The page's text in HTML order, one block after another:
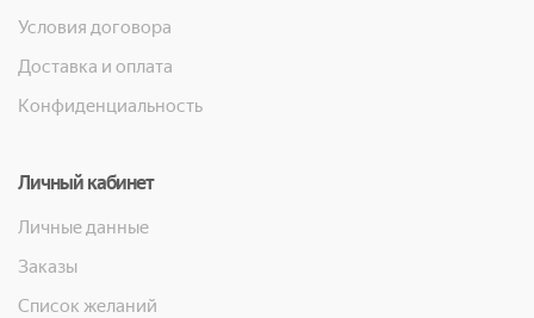
Условия договора
Доставка и оплата
Конфиденциальность
Личный кабинет
Личные данные
Заказы
Список желаний